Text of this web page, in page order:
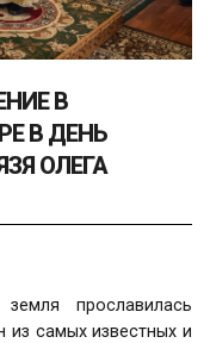
В
В ДЕНЬ
ОЛЕГА
прославилась
самых известных и